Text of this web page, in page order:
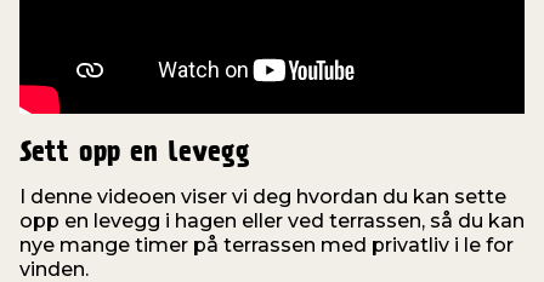
Sett opp en levegg
I denne videoen viser vi deg hvordan du kan sette
opp en levegg i hagen eller ved terrassen, så du kan
nye mange timer på terrassen med privatliv i le for
vinden.